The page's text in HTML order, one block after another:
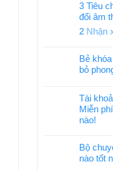
3 Tiêu
đổi âm
2 Nhận
Bẻ
bỏ
Tài
Miễn
nào!
Bộ
nào tốt